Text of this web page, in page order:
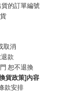
的訂單編號
取消
款
恕不退換
貨政策]內容
款安排